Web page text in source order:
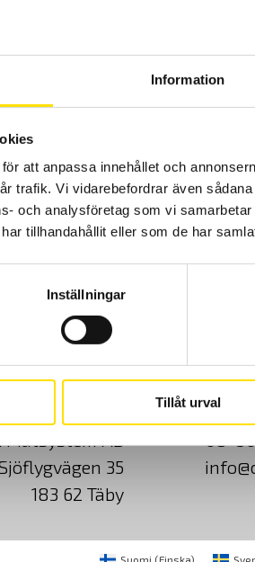
Information
att anpassa innehållet och
trafik. Vi vidarebefordrar även
och analysföretag som vi
tillhandahållit eller som de har
Inställningar
Tillåt urval
Cookies Klagomål
Mätsystem AB
35
183 62 Täby
08-